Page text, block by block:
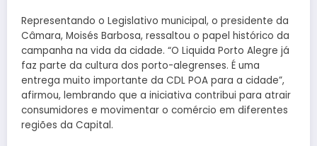
Representando o Legislativo municipal, o presidente da
Câmara, Moisés Barbosa, ressaltou o papel histórico da
campanha na vida da cidade. “O Liquida Porto Alegre já
faz parte da cultura dos porto-alegrenses. É uma
entrega muito importante da CDL POA para a cidade”,
afirmou, lembrando que a iniciativa contribui para atrair
consumidores e movimentar o comércio em diferentes
regiões da Capital.